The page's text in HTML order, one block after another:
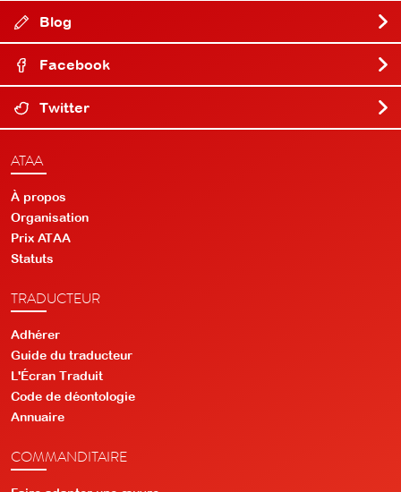
Blog
Facebook
Twitter
ATAA
À propos
Organisation
Prix ATAA
Statuts
TRADUCTEUR
Adhérer
Guide du traducteur
L'Écran Traduit
Code de déontologie
Annuaire
COMMANDITAIRE